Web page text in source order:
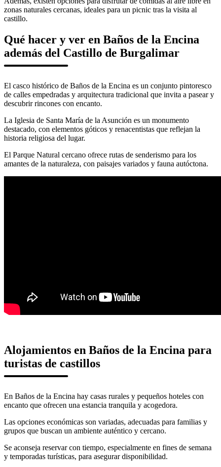
zonas naturales cercanas, ideales para un picnic tras la visita al
castillo.
Qué hacer y ver en Baños de la Encina
además del Castillo de Burgalimar
El casco histórico de Baños de la Encina es un conjunto pintoresco
de calles empedradas y arquitectura tradicional que invita a pasear y
descubrir rincones con encanto.
La Iglesia de Santa María de la Asunción es un monumento
destacado, con elementos góticos y renacentistas que reflejan la
historia religiosa del lugar.
El Parque Natural cercano ofrece rutas de senderismo para los
amantes de la naturaleza, con paisajes variados y fauna autóctona.
Alojamientos en Baños de la Encina para
turistas de castillos
En Baños de la Encina hay casas rurales y pequeños hoteles con
encanto que ofrecen una estancia tranquila y acogedora.
Las opciones económicas son variadas, adecuadas para familias y
grupos que buscan un ambiente auténtico y cercano.
Se aconseja reservar con tiempo, especialmente en fines de semana
y temporadas turísticas, para asegurar disponibilidad.